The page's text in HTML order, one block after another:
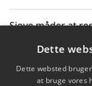
Sjove måder at
Hvor finder jeg
Dette
Dette websted
at bruge vores